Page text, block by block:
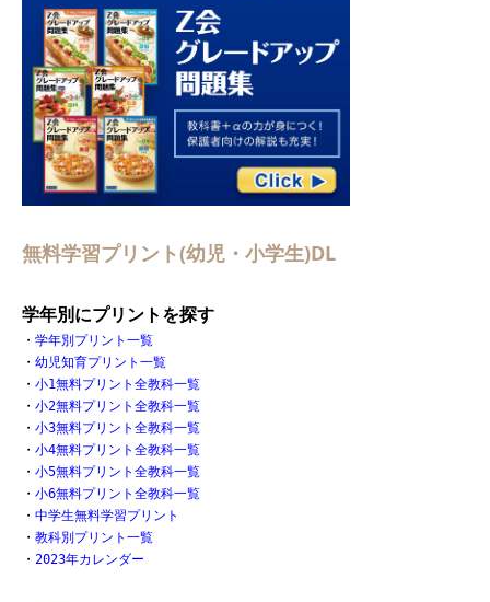
無料学習プリント(幼児・小学生)DL
学年別にプリントを探す
・ 学年別プリント一覧
・ 幼児知育プリント一覧
・ 小1無料プリント全教科一覧
・ 小2無料プリント全教科一覧
・ 小3無料プリント全教科一覧
・ 小4無料プリント全教科一覧
・ 小5無料プリント全教科一覧
・ 小6無料プリント全教科一覧
・ 中学生無料学習プリント
・ 教科別プリント一覧
・ 2023年カレンダー